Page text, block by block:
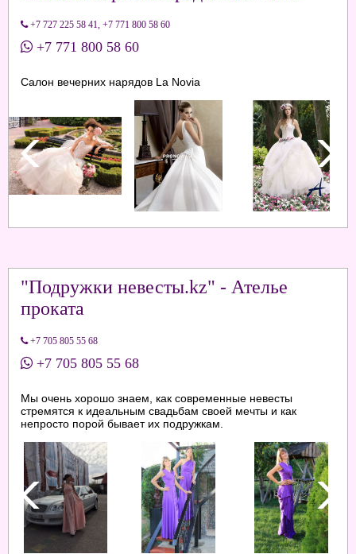
+7 727 225 58 41 +7 771 800 58 60
+7 771 800 58 60
Салон вечерних нарядов La Novia
"Подружки невесты.kz" - Ателье
проката
+7 705 805 55 68
+7 705 805 55 68
Мы очень хорошо знаем, как современные невесты
стремятся к идеальным свадьбам своей мечты и как
непросто порой бывает их подружкам.